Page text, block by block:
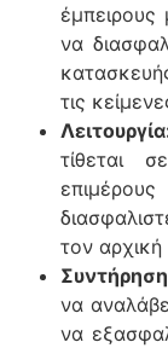
έμπειρους
να
τις
τίθεται
τον
να
να